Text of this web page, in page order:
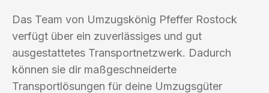
Das Team von Umzugskönig Pfeffer Rostock
verfügt über ein zuverlässiges und gut
ausgestattetes Transportnetzwerk. Dadurch
können sie dir maßgeschneiderte
Transportlösungen für deine Umzugsgüter